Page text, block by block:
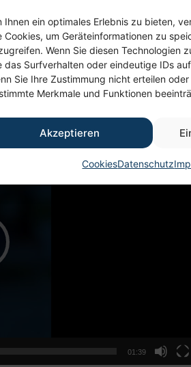
Ihnen ein optimales Erlebnis zu bieten,
Cookies, um Geräteinformationen zu
Wenn Sie diesen Technologien
das Surfverhalten oder eindeutige IDs
Sie Ihre Zustimmung nicht erteilen
Merkmale und Funktionen
Akzeptieren
CookiesDatenschutz
im
01:39